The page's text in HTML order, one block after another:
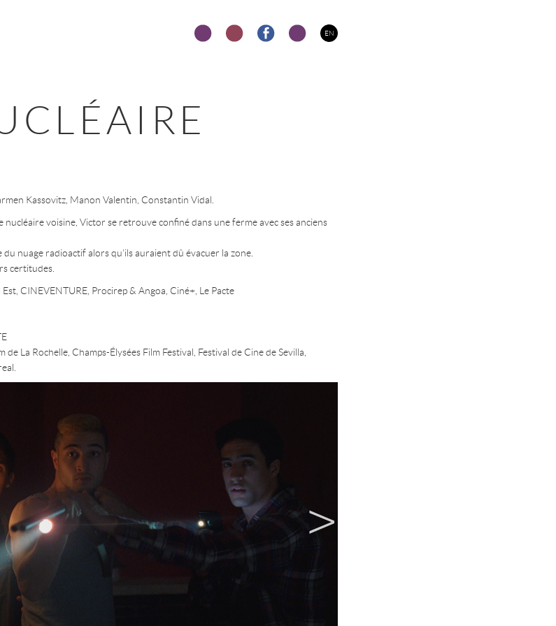
EN
Kassovitz, Manon Valentin, Constantin Vidal.
voisine, Victor se retrouve confiné dans une ferme avec ses anciens
du nuage radioactif alors qu’ils auraient dû évacuer la zone.
certitudes.
CINEVENTURE, Procirep & Angoa, Ciné+, Le Pacte
La Rochelle, Champs-Élysées Film Festival, Festival de Cine de Sevilla,